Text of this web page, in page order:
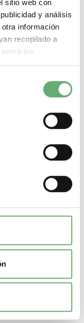
sitio web con
y análisis
información
recopilado a
dejamos lo más